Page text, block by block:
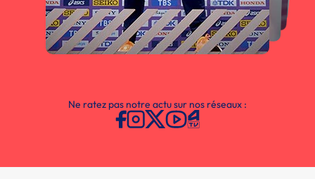
Ne ratez pas notre actu sur nos réseaux :